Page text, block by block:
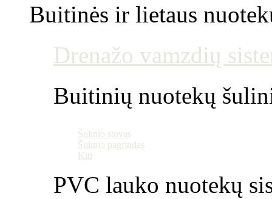
Buitinės ir lietaus
Drenažo vamzdių
Buitinių nuotekų
Šulinio stovas
Šulinio pagrindas
Kiti
PVC lauko nuotekų